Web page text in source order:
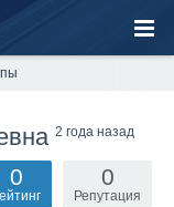
2 года назад
0
Репутация
0